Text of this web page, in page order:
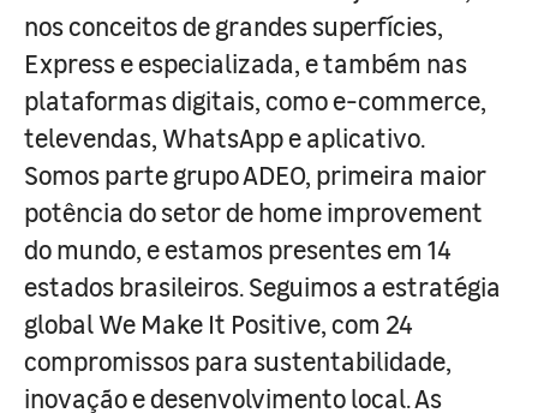
nos conceitos de grandes superfícies,
Express e especializada, e também nas
plataformas digitais, como e-commerce,
televendas, WhatsApp e aplicativo.
Somos parte grupo ADEO, primeira maior
potência do setor de home improvement
do mundo, e estamos presentes em 14
estados brasileiros. Seguimos a estratégia
global We Make It Positive, com 24
compromissos para sustentabilidade,
inovação e desenvolvimento local. As